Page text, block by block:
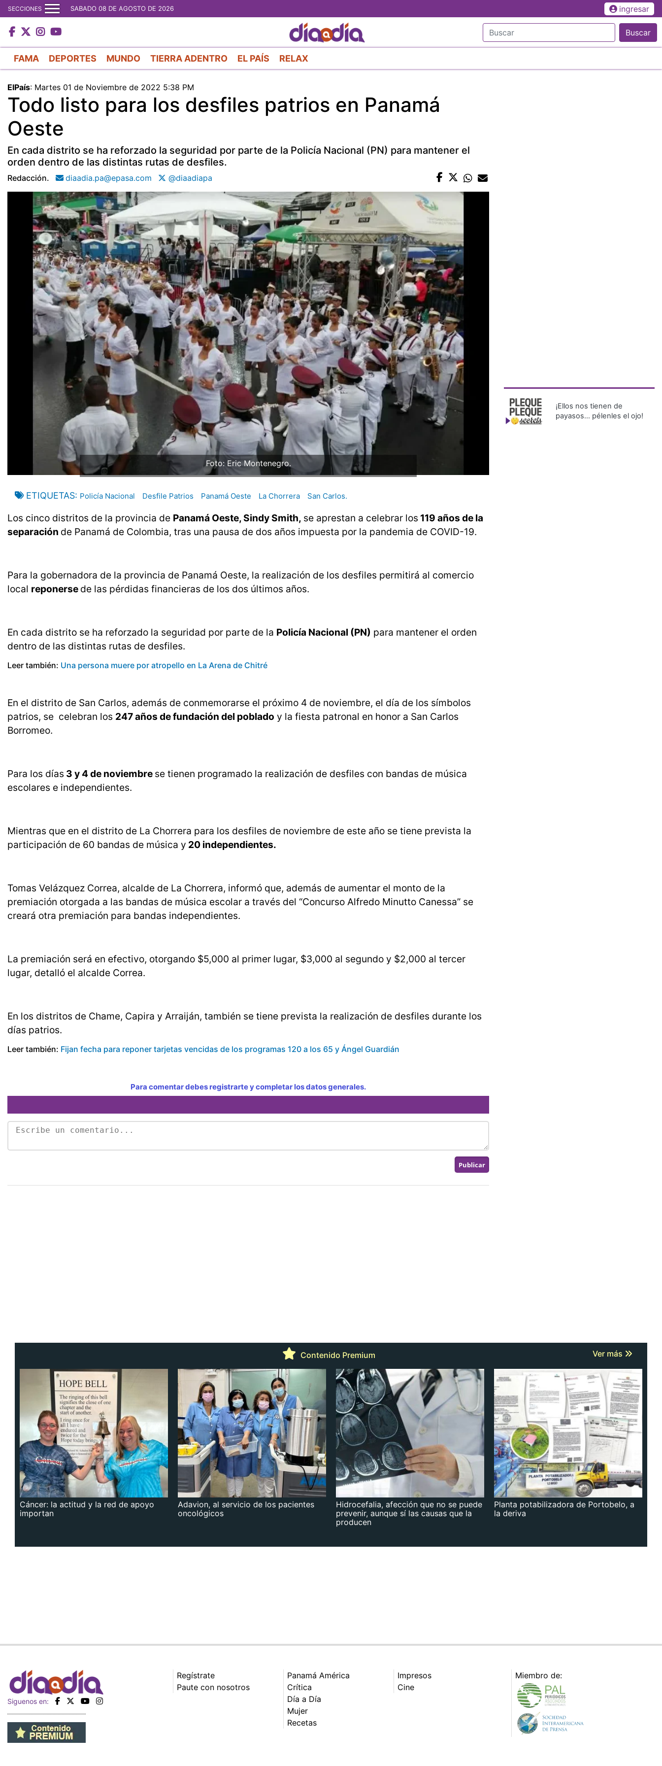
al
contenido
principal
SECCIONES SABADO 08 DE AGOSTO DE 2026 ingresar
Buscar
FAMA DEPORTES MUNDO TIERRA ADENTRO EL PAÍS RELAX
ElPaís: Martes 01 de Noviembre de 2022 5:38 PM
Todo listo para los desfiles patrios en Panamá
Oeste
En cada distrito se ha reforzado la seguridad por parte de la Policía Nacional (PN) para mantener el
orden dentro de las distintas rutas de desfiles.
Redacción. diaadia.pa@epasa.com @diaadiapa
Foto: Eric Montenegro.
ETIQUETAS Policía Nacional Desfile Patrios Panamá Oeste La Chorrera San Carlos.
Los cinco distritos de la provincia de Panamá Oeste, Sindy Smith, se aprestan a celebrar los 119 años de la
separación de Panamá de Colombia, tras una pausa de dos años impuesta por la pandemia de COVID-19.
Para la gobernadora de la provincia de Panamá Oeste, la realización de los desfiles permitirá al comercio
local reponerse de las pérdidas financieras de los dos últimos años.
En cada distrito se ha reforzado la seguridad por parte de la Policía Nacional (PN) para mantener el orden
dentro de las distintas rutas de desfiles.
Leer también: Una persona muere por atropello en La Arena de Chitré
En el distrito de San Carlos, además de conmemorarse el próximo 4 de noviembre, el día de los símbolos
patrios, se celebran los 247 años de fundación del poblado y la fiesta patronal en honor a San Carlos
Borromeo.
Para los días 3 y 4 de noviembre se tienen programado la realización de desfiles con bandas de música
escolares e independientes.
Mientras que en el distrito de La Chorrera para los desfiles de noviembre de este año se tiene prevista la
participación de 60 bandas de música y 20 independientes.
Tomas Velázquez Correa, alcalde de La Chorrera, informó que, además de aumentar el monto de la
premiación otorgada a las bandas de música escolar a través del “Concurso Alfredo Minutto Canessa” se
creará otra premiación para bandas independientes.
La premiación será en efectivo, otorgando $5,000 al primer lugar, $3,000 al segundo y $2,000 al tercer
lugar, detalló el alcalde Correa.
En los distritos de Chame, Capira y Arraiján, también se tiene prevista la realización de desfiles durante los
días patrios.
Leer también: Fijan fecha para reponer tarjetas vencidas de los programas 120 a los 65 y Ángel Guardián
Para comentar debes registrarte y completar los datos generales.
¡Ellos nos tienen de
payasos… pélenles el ojo!
Contenido Premium Ver más
Cáncer: la actitud y la red de apoyo
importan
Adavion, al servicio de los pacientes
oncológicos
Hidrocefalia, afección que no se puede
prevenir, aunque sí las causas que la
producen
Planta potabilizadora de Portobelo, a
la deriva
Siguenos en:
Regístrate
Paute con nosotros
Panamá América
Crítica
Día a Día
Mujer
Recetas
Impresos
Cine
Miembro de: